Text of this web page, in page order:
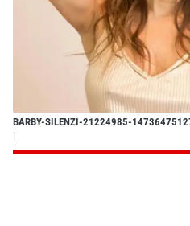
BARBY-SILENZI-21224985-
|